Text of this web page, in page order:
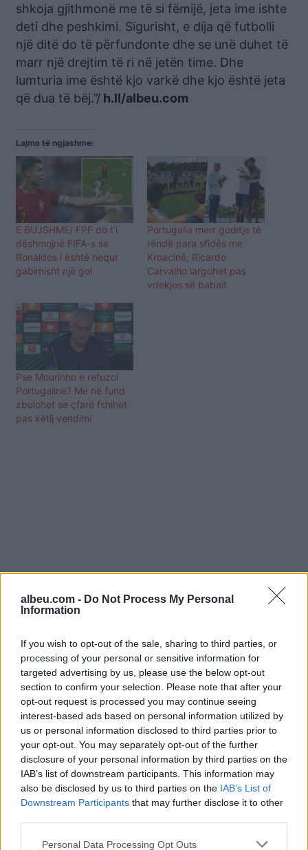
albeu.com - Do Not Process My Personal
Information
If you wish to opt-out of the sale, sharing to third parties, or
processing of your personal or sensitive information for
targeted advertising by us, please use the below opt-out
section to confirm your selection. Please note that after your
opt-out request is processed you may continue seeing
interest-based ads based on personal information utilized by
us or personal information disclosed to third parties prior to
your opt-out. You may separately opt-out of the further
disclosure of your personal information by third parties on the
IAB’s list of downstream participants. This information may
also be disclosed by us to third parties on the IAB’s List of
Downstream Participants that may further disclose it to other
Personal Data Processing Opt Outs
shkoja gjithmonë me të si fëmijë, jeta ime ishte
deti dhe peshkimi. Sigurisht, e dija që futbolli
një ditë do të përfundonte dhe se unë duhet të
marr një drejtim të ri në jetën time. Dhe
lumturia ime është kjo varkë dhe kjo është jeta
që dua të bëj.”/ h.ll/albeu.com
Lajme të ngjashme:
E BUJSHME/ FPF do t’i
dëshmojnë FIFA-s se
Ronaldos i është hequr
gabimisht një gol
Portugalia merr goditje të
rëndë para sfidës me
Kroacinë, Ricardo
Carvalho largohet pas
vdekjes së babait
Pse Mourinho e refuzoi
Portugalinë? Më në fund
zbulohet se çfarë fshihet
pas këtij vendimi
Shtuarmë11.08.2022 15:12
Tags:
,
denohet nga federata
portugeze
, ish lojtari i real madrid
peshkatar